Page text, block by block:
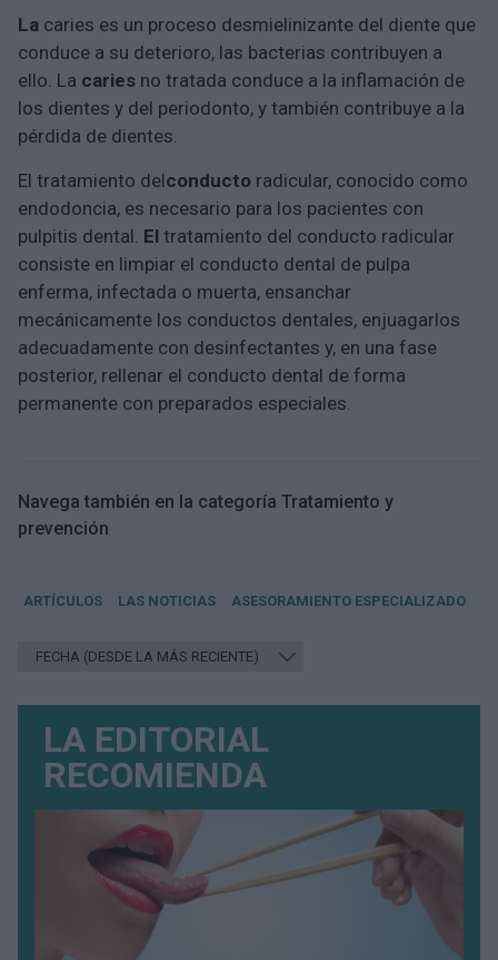
La caries es un proceso desmielinizante del diente que
conduce a su deterioro, las bacterias contribuyen a
ello. La caries no tratada conduce a la inflamación de
los dientes y del periodonto, y también contribuye a la
pérdida de dientes.
El tratamiento delconducto radicular, conocido como
endodoncia, es necesario para los pacientes con
pulpitis dental. El tratamiento del conducto radicular
consiste en limpiar el conducto dental de pulpa
enferma, infectada o muerta, ensanchar
mecánicamente los conductos dentales, enjuagarlos
adecuadamente con desinfectantes y, en una fase
posterior, rellenar el conducto dental de forma
permanente con preparados especiales.
Navega también en la categoría Tratamiento y
prevención
ARTÍCULOS LAS NOTICIAS ASESORAMIENTO ESPECIALIZADO
LA EDITORIAL
RECOMIENDA